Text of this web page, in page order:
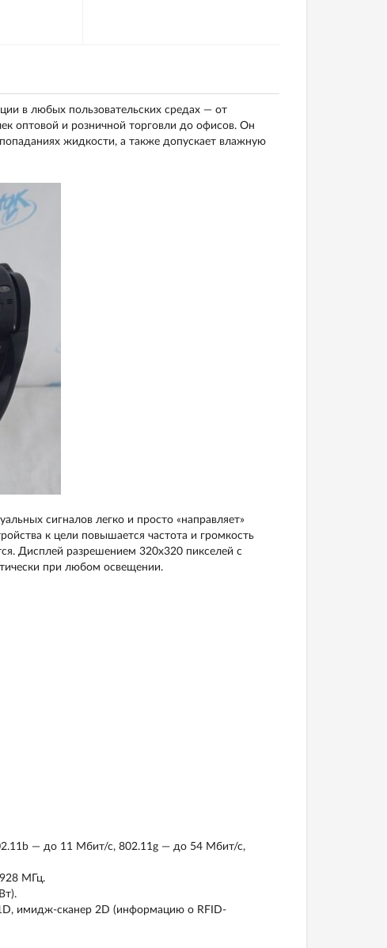
в любых пользовательских средах — от
оптовой и розничной торговли до офисов. Он
жидкости, а также допускает влажную
сигналов легко и просто «направляет»
к цели повышается частота и громкость
Дисплей разрешением 320x320 пикселей с
при любом освещении.
— до 11 Мбит/с, 802.11g — до 54 Мбит/с,
МГц.
имидж-сканер 2D (информацию о RFID-